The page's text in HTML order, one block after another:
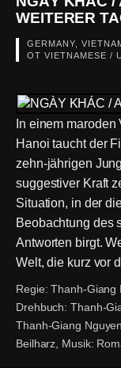
WEITERER
GERMANY,
OT VIETNAMESE /
In einem
Hanoi taucht der
zehn-jährigen
suggestiver Kraft
Situation, in der
Beobachtung des
Antworten birgt.
Welt, die kurz vor
Regie: Thanh-Giang
Drehbuch: Thanh-
Thanh-Giang
Beilharz, Musik: